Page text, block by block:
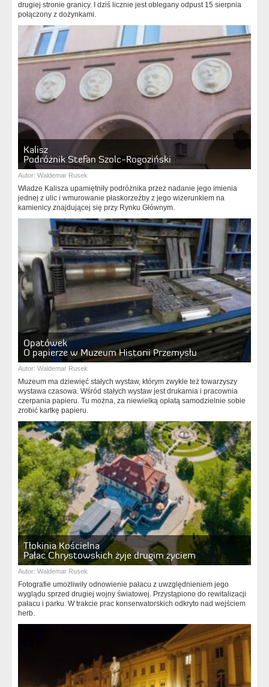
drugiej stronie granicy. I dziś licznie jest oblegany odpust 15 sierpnia
połączony z dożynkami.
Kalisz
Podróżnik Stefan Szolc-Rogoziński
Autor: Waldemar Rusek
Władze Kalisza upamiętniły podróżnika przez nadanie jego imienia
jednej z ulic i wmurowanie płaskorzeźby z jego wizerunkiem na
kamienicy znajdującej się przy Rynku Głównym.
Opatówek
O papierze w Muzeum Historii Przemysłu
Autor: Waldemar Rusek
Muzeum ma dziewięć stałych wystaw, którym zwykle też towarzyszy
wystawa czasowa. Wśród stałych wystaw jest drukarnia i pracownia
czerpania papieru. Tu można, za niewielką opłatą samodzielnie sobie
zrobić kartkę papieru.
Tłokinia Kościelna
Pałac Chrystowskich żyje drugim życiem
Autor: Waldemar Rusek
Fotografie umożliwiły odnowienie pałacu z uwzględnieniem jego
wyglądu sprzed drugiej wojny światowej. Przystąpiono do rewitalizacji
pałacu i parku. W trakcie prac konserwatorskich odkryto nad wejściem
herb.